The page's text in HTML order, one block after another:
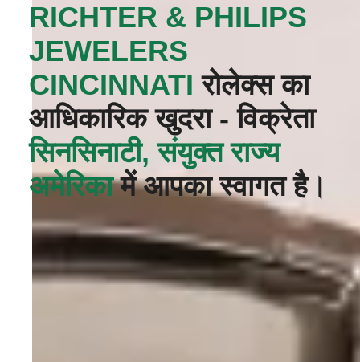
‭RICHTER & PHILIPS
JEWELERS
CINCINNATI‬ रोलेक्स का
आधिकारिक खुदरा - विक्रेता
सिनसिनाटी, संयुक्त राज्य
अमेरिकामें आपका स्वागत है।